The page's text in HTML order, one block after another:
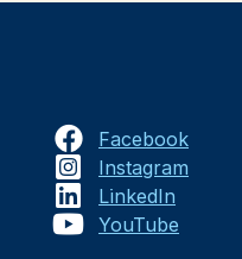
Facebook
Instagram
LinkedIn
YouTube